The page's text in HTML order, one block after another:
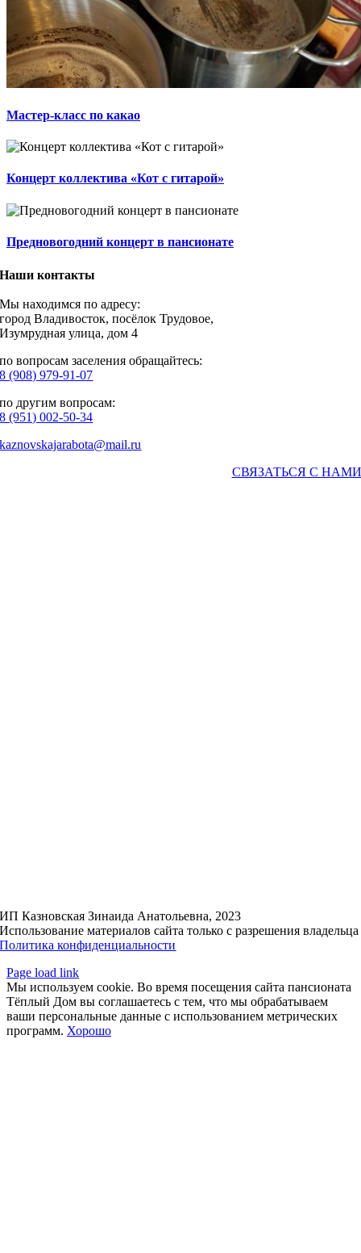
Мастер-класс по какао
Концерт коллектива «Кот с гитарой»
Предновогодний концерт в пансионате
Наши контакты
Мы находимся по адресу:
город Владивосток, посёлок Трудовое,
Изумрудная улица, дом 4
по вопросам заселения обращайтесь:
8 (908) 979-91-07
по другим вопросам:
8 (951) 002-50-34
kaznovskajarabota@mail.ru
СВЯЗАТЬСЯ С НАМИ
ИП Казновская Зинаида Анатольевна, 2023
Использование материалов сайта только с разрешения владельца
Политика конфиденциальности
Page load link
Мы используем cookie. Во время посещения сайта пансионата
Тёплый Дом вы соглашаетесь с тем, что мы обрабатываем
ваши персональные данные с использованием метрических
программ. Хорошо